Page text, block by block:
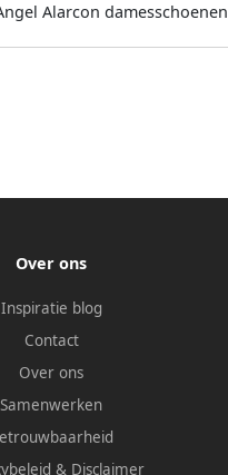
Alarcon damesschoenen
Over ons
Inspiratie blog
Contact
Over ons
Samenwerken
& Disclaimer